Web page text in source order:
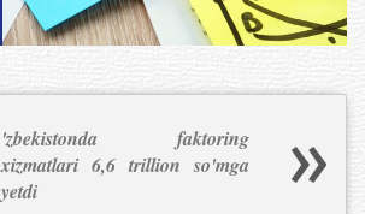
'zbekistonda faktoring
xizmatlari 6,6 trillion so'mga
yetdi